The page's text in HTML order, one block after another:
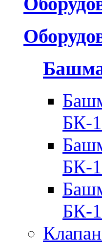
БК-
БК-
БК-